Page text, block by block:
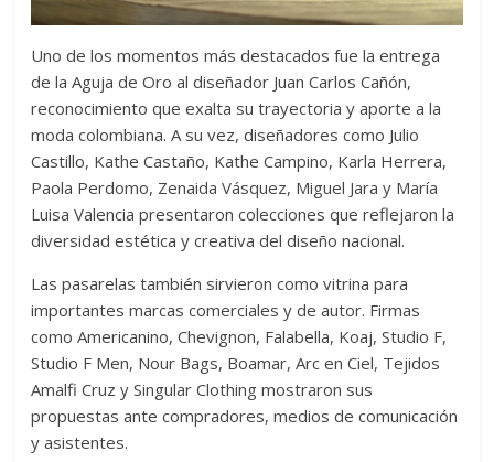
Uno de los momentos más destacados fue la entrega
de la Aguja de Oro al diseñador Juan Carlos Cañón,
reconocimiento que exalta su trayectoria y aporte a la
moda colombiana. A su vez, diseñadores como Julio
Castillo, Kathe Castaño, Kathe Campino, Karla Herrera,
Paola Perdomo, Zenaida Vásquez, Miguel Jara y María
Luisa Valencia presentaron colecciones que reflejaron la
diversidad estética y creativa del diseño nacional.
Las pasarelas también sirvieron como vitrina para
importantes marcas comerciales y de autor. Firmas
como Americanino, Chevignon, Falabella, Koaj, Studio F,
Studio F Men, Nour Bags, Boamar, Arc en Ciel, Tejidos
Amalfi Cruz y Singular Clothing mostraron sus
propuestas ante compradores, medios de comunicación
y asistentes.